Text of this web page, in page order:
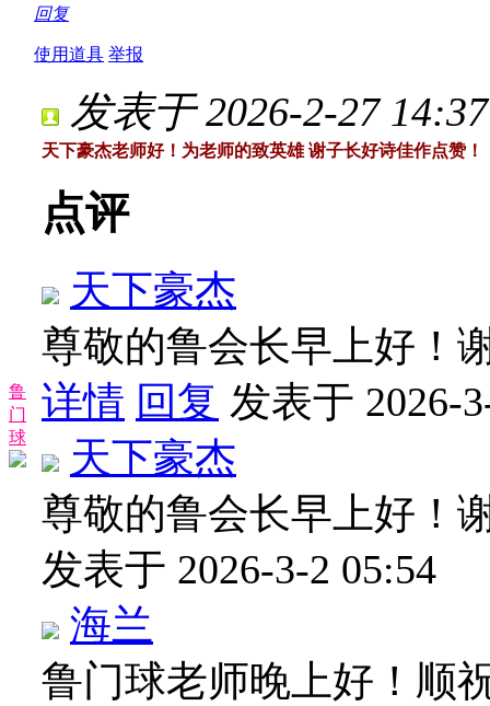
回复
使用道具 举报
鲁
门
球
发表于 2026-2-27
天下豪杰老师好！为老师的致英雄 谢子长好诗佳作点赞！
点评
天下豪杰
尊敬的鲁会长早上好！
详情 回复 发表于 2026-
天下豪杰
尊敬的鲁会长早上好！
发表于 2026-3-2 05:54
海兰
鲁门球老师晚上好！顺